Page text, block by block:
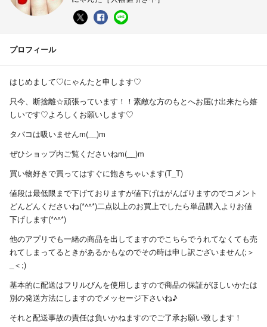
プロフィール
はじめまして♡にゃんたと申します♡
只今、断捨離☆頑張っています！！素敵な方のもとへお届け出来たら嬉
しいです♡よろしくお願いします♡
タバコは吸いませんm(__)m
ぜひショップ内ご覧くださいねm(__)m
買い物好きで買ってはすぐに飽きちゃいます(T_T)
値段は最低限まで下げておりますが値下げはがんばりますのでコメント
どんどんくださいね(*^^*)二点以上のお買上でしたら単品購入よりお値
下げします(*^^*)
他のアプリでも一緒の商品を出してますのでこちらでうれてなくても売
れてしまってるときがあるかもなのでその時は申し訳ございません(;＞
_＜;)
基本的に配送はフリルびんを使用しますので商品の保証がほしいかたは
別の発送方法にしますのでメッセージ下さいね♪
それと配送事故の責任は負いかねますのでご了承お願い致します！